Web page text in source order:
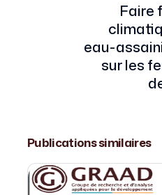
Faire
eau-
sur les
Publications similaires